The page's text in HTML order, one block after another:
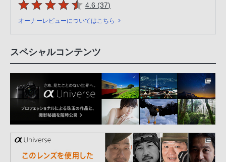
5つの星のうち
4.6 (37件のレビュー
)
オーナーレビューについてはこちら
スペシャルコンテンツ